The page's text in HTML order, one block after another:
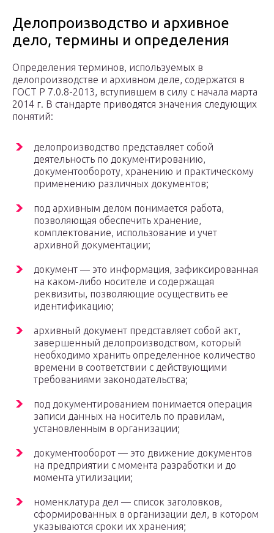
Делопроизводство и архивное
дело, термины и определения
Определения терминов, используемых в
делопроизводстве и архивном деле, содержатся в
ГОСТ Р 7.0.8-2013, вступившем в силу с начала марта
2014 г. В стандарте приводятся значения следующих
понятий:
делопроизводство представляет собой
деятельность по документированию,
документообороту, хранению и практическому
применению различных документов;
под архивным делом понимается работа,
позволяющая обеспечить хранение,
комплектование, использование и учет
архивной документации;
документ — это информация, зафиксированная
на каком-либо носителе и содержащая
реквизиты, позволяющие осуществить ее
идентификацию;
архивный документ представляет собой акт,
завершенный делопроизводством, который
необходимо хранить определенное количество
времени в соответствии с действующими
требованиями законодательства;
под документированием понимается операция
записи данных на носитель по правилам,
установленным в организации;
документооборот — это движение документов
на предприятии с момента разработки и до
момента утилизации;
номенклатура дел — список заголовков,
сформированных в организации дел, в котором
указываются сроки их хранения;